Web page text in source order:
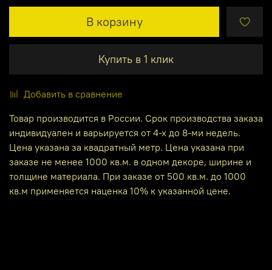
В корзину
Купить в 1 клик
Добавить в сравнение
Товар производится в России. Срок производства заказа
индивидуален и варьируется от 4-х до 8-ми недель.
Цена указана за квадратный метр. Цена указана при
заказе не менее 1000 кв.м. в одном декоре, ширине и
толщине материала. При заказе от 500 кв.м. до 1000
кв.м применяется наценка 10% к указанной цене.